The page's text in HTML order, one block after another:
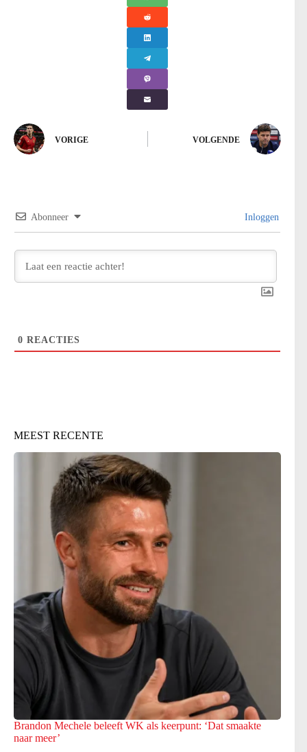
VORIGE VOLGENDE
Abonneer Inloggen
0 REACTIES
MEEST RECENTE
Brandon Mechele beleeft WK als keerpunt: ‘Dat smaakte
naar meer’